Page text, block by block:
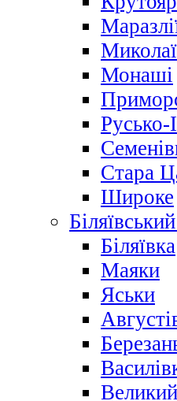
Монаші
Русько-
Стара
Широке
Біляївка
Маяки
Яськи